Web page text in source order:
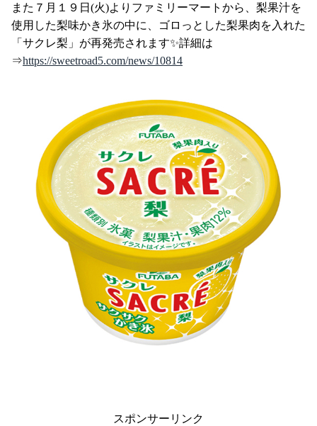
また７月１９日(火)よりファミリーマートから、梨果汁を
使用した梨味かき氷の中に、ゴロっとした梨果肉を入れた
「サクレ梨」が再発売されます✨詳細は
⇒https://sweetroad5.com/news/10814
スポンサーリンク